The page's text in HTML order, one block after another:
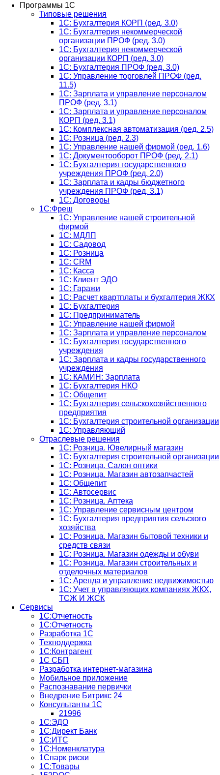
Программы 1С
Типовые решения
1C: Бухгалтерия КОРП (ред. 3.0)
1С: Бухгалтерия некоммерческой
организации ПРОФ (ред. 3.0)
1С: Бухгалтерия некоммерческой
организации КОРП (ред. 3.0)
1C: Бухгалтерия ПРОФ (ред. 3.0)
1C: Управление торговлей ПРОФ (ред.
11.5)
1C: Зарплата и управление персоналом
ПРОФ (ред. 3.1)
1C: Зарплата и управление персоналом
КОРП (ред. 3.1)
1C: Комплексная автоматизация (ред. 2.5)
1С: Розница (ред. 2.3)
1С: Управление нашей фирмой (ред. 1.6)
1С: Документооборот ПРОФ (ред. 2.1)
1C: Бухгалтерия государственного
учреждения ПРОФ (ред. 2.0)
1C: Зарплата и кадры бюджетного
учреждения ПРОФ (ред. 3.1)
1С: Договоры
1С:Фреш
1С: Управление нашей строительной
фирмой
1С: МДЛП
1С: Садовод
1С: Розница
1C: CRM
1C: Касса
1С: Клиент ЭДО
1С: Гаражи
1C: Расчет квартплаты и бухгалтерия ЖКХ
1C: Бухгалтерия
1C: Предприниматель
1C: Управление нашей фирмой
1C: Зарплата и управление персоналом
1C: Бухгалтерия государственного
учреждения
1C: Зарплата и кадры государственного
учреждения
1C: КАМИН: Зарплата
1C: Бухгалтерия НКО
1С: Общепит
1С: Бухгалтерия сельскохозяйст­венного
предприятия
1С: Бухгалтерия строительной организации
1С: Управляющий
Отраслевые решения
1С: Розница. Ювелирный магазин
1С: Бухгалтерия строительной организации
1С: Розница. Салон оптики
1С: Розница. Магазин автозапчастей
1C: Общепит
1С: Автосервис
1С: Розница. Аптека
1С: Управление сервисным центром
1С: Бухгалтерия предприятия сельского
хозяйства
1С: Розница. Магазин бытовой техники и
средств связи
1С: Розница. Магазин одежды и обуви
1С: Розница. Магазин строительных и
отделочных материалов
1С: Аренда и управление недвижимостью
1C: Учет в управляющих компаниях ЖКХ,
ТСЖ И ЖСК
Сервисы
1С:Отчетность
1С:Отчетность
Разработка 1С
Техподдержка
1С:Контрагент
1С СБП
Разработка интернет-магазина
Мобильное приложение
Распознавание первички
Внедрение Битрикс 24
Консультанты 1С
21996
1С:ЭДО
1С:Директ Банк
1С:ИТС
1С:Номенклатура
1Спарк риски
1С:Товары